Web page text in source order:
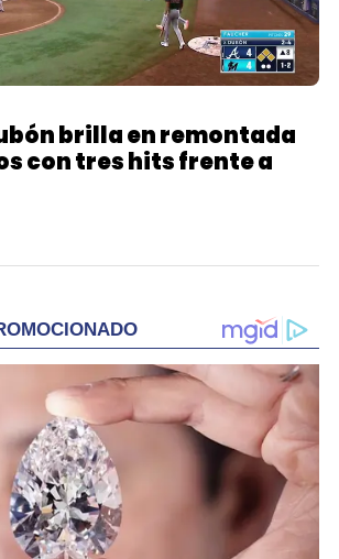
brilla en remontada
con tres hits frente a